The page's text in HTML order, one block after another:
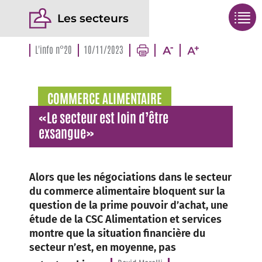
Les secteurs
L'info n°20 10/11/2023
COMMERCE ALIMENTAIRE
«Le secteur est loin d’être
exsangue»
Alors que les négociations dans le secteur
du commerce alimentaire bloquent sur la
question de la prime pouvoir d’achat, une
étude de la CSC Alimentation et services
montre que la situation financière du
secteur n’est, en moyenne, pas